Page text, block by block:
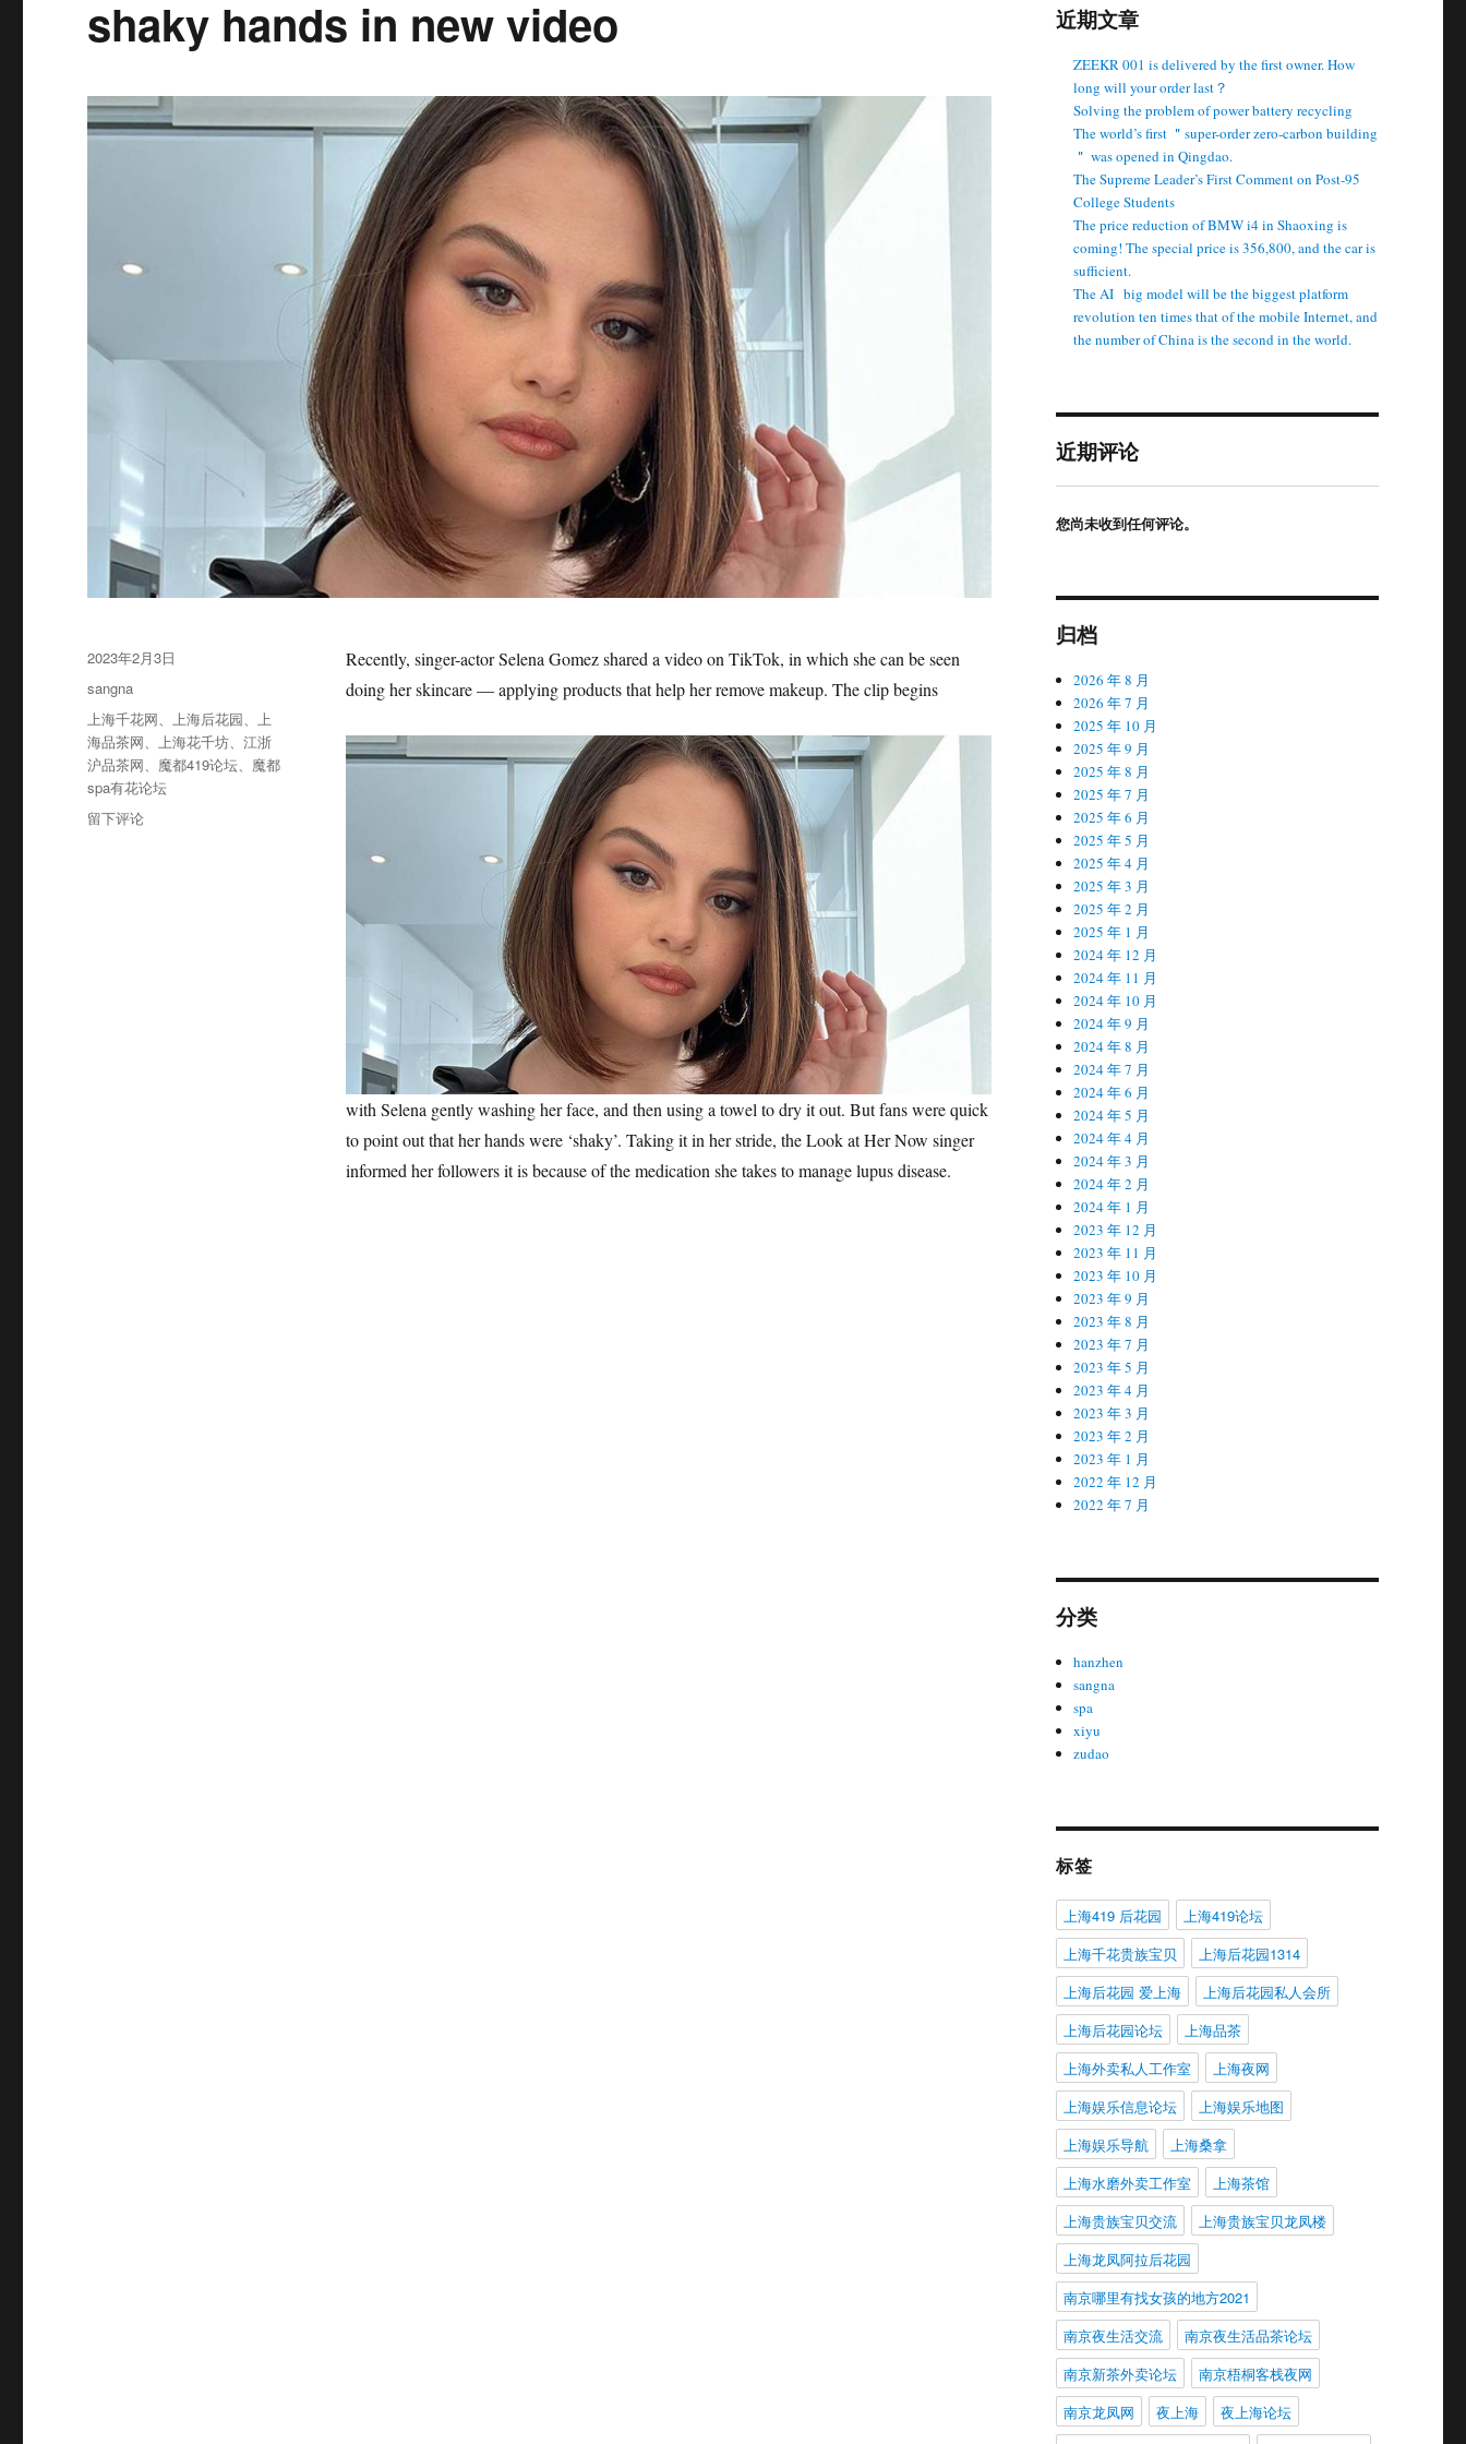
shaky hands in new video
Recently, singer-actor Selena Gomez shared a video on TikTok, in which she can be seen
doing her skincare — applying products that help her remove makeup. The clip begins
with Selena gently washing her face, and then using a towel to dry it out. But fans were quick
to point out that her hands were ‘shaky’. Taking it in her stride, the Look at Her Now singer
informed her followers it is because of the medication she takes to manage lupus disease.
发
2023年2月3日
分
类
sangna
标
签
上海千花网、上海后花园、上
海品茶网、上海花千坊、江浙
沪品茶网、 魔都419论坛、 魔都
spa有花论坛
于
留下评论
近期文章
ZEEKR 001 is delivered by the first owner. How
long will your order last？
Solving the problem of power battery recycling
The world’s first ＂super-order zero-carbon building
＂ was opened in Qingdao.
The Supreme Leader’s First Comment on Post-95
College Students
The price reduction of BMW i4 in Shaoxing is
coming! The special price is 356,800, and the car is
sufficient.
The AI ​ ​ big model will be the biggest platform
revolution ten times that of the mobile Internet, and
the number of China is the second in the world.
近期评论
您尚未收到任何评论。
归档
2026 年 8 月
2026 年 7 月
2025 年 10 月
2025 年 9 月
2025 年 8 月
2025 年 7 月
2025 年 6 月
2025 年 5 月
2025 年 4 月
2025 年 3 月
2025 年 2 月
2025 年 1 月
2024 年 12 月
2024 年 11 月
2024 年 10 月
2024 年 9 月
2024 年 8 月
2024 年 7 月
2024 年 6 月
2024 年 5 月
2024 年 4 月
2024 年 3 月
2024 年 2 月
2024 年 1 月
2023 年 12 月
2023 年 11 月
2023 年 10 月
2023 年 9 月
2023 年 8 月
2023 年 7 月
2023 年 5 月
2023 年 4 月
2023 年 3 月
2023 年 2 月
2023 年 1 月
2022 年 12 月
2022 年 7 月
分类
hanzhen
sangna
spa
xiyu
zudao
标签
上海419 后花园
上海419论坛
上海千花贵族宝贝
上海后花园1314
上海后花园 爱上海
上海后花园私人会所
上海后花园论坛
上海品茶
上海外卖私人工作室
上海夜网
上海娱乐信息论坛
上海娱乐地图
上海娱乐导航
上海桑拿
上海水磨外卖工作室
上海茶馆
上海贵族宝贝交流
上海贵族宝贝龙凤楼
上海龙凤阿拉后花园
南京哪里有找女孩的地方2021
南京夜生活交流
南京夜生活品茶论坛
南京新茶外卖论坛
南京梧桐客栈夜网
南京龙凤网
夜上海
夜上海论坛